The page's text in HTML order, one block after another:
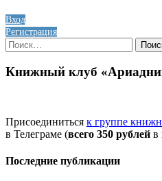
Вход
Регистрация
Найти:
Книжный клуб
Присоединиться к группе
в Телеграме (всего 350 рублей в
Последние публикации